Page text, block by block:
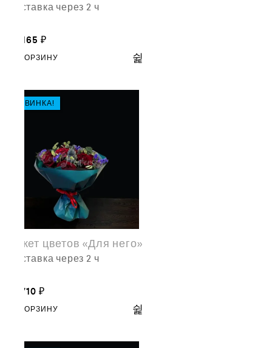
доставка через 2 ч
22,165 ₽
В КОРЗИНУ
НОВИНКА!
Букет цветов «Для него»
доставка через 2 ч
12,710 ₽
В КОРЗИНУ